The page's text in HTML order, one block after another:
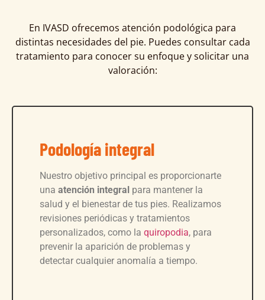
En IVASD ofrecemos atención podológica para
distintas necesidades del pie. Puedes consultar cada
tratamiento para conocer su enfoque y solicitar una
valoración:
Podología integral
Nuestro objetivo principal es proporcionarte
una atención integral para mantener la
salud y el bienestar de tus pies. Realizamos
revisiones periódicas y tratamientos
personalizados, como la quiropodia, para
prevenir la aparición de problemas y
detectar cualquier anomalía a tiempo.